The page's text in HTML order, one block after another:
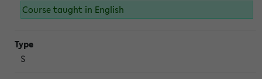
Course taught in English
S